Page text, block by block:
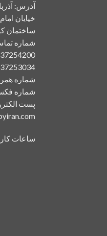
آدرس:
خیایان
ساختمان
شماره همراه:
شماره فکس:
پست
ساعات کاری: از 8